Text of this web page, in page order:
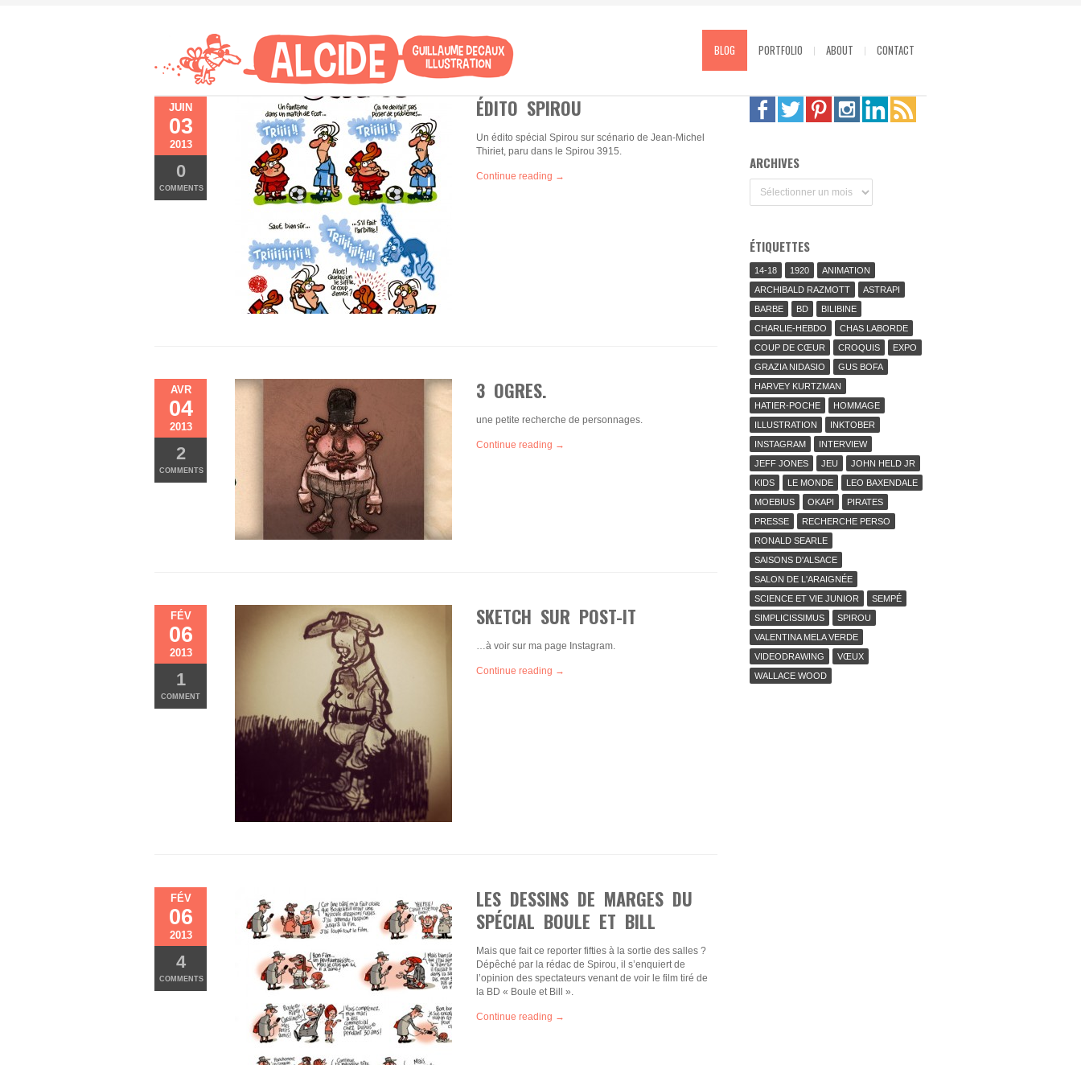
BLOG PORTFOLIO ABOUT CONTACT
JUIN
03
2013
0
COMMENTS
ÉDITO SPIROU
Un édito spécial Spirou sur scénario de Jean-Michel
Thiriet, paru dans le Spirou 3915.
Continue reading →
AVR
04
2013
2
COMMENTS
3 OGRES.
une petite recherche de personnages.
Continue reading →
FÉV
06
2013
1
COMMENT
SKETCH SUR POST-IT
…à voir sur ma page Instagram.
Continue reading →
FÉV
06
2013
4
COMMENTS
LES DESSINS DE MARGES DU
SPÉCIAL BOULE ET BILL
Mais que fait ce reporter fifties à la sortie des salles ?
Dépêché par la rédac de Spirou, il s’enquiert de
l’opinion des spectateurs venant de voir le film tiré de
la BD « Boule et Bill ».
Continue reading →
ARCHIVES
ÉTIQUETTES
14-18 1920
ANIMATION
ARCHIBALD RAZMOTT
ASTRAPI
BARBE
BD
BILIBINE
CHARLIE-HEBDO
CHAS LABORDE
COUP DE CŒUR
CROQUIS
EXPO
GRAZIA NIDASIO
GUS BOFA
HARVEY KURTZMAN
HATIER-POCHE
HOMMAGE
ILLUSTRATION
INKTOBER
INSTAGRAM
INTERVIEW
JEFF JONES
JEU
JOHN HELD JR
KIDS
LE MONDE
LEO BAXENDALE
MOEBIUS
OKAPI
PIRATES
PRESSE
RECHERCHE PERSO
RONALD SEARLE
SAISONS D'ALSACE
SALON DE L'ARAIGNÉE
SCIENCE ET VIE JUNIOR
SEMPÉ
SIMPLICISSIMUS
SPIROU
VALENTINA MELA VERDE
VIDEODRAWING
VŒUX
WALLACE WOOD